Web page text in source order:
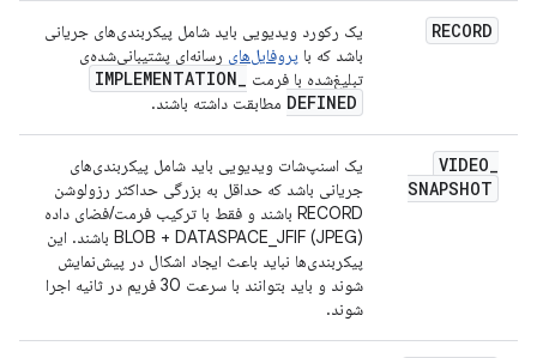
RECORD
یک رکورد ویدیویی باید شامل پیکربندی‌های جریانی
باشد که با پروفایل‌های رسانه‌ای پشتیبانی‌شده‌ی
تبلیغ‌شده با فرمت
IMPLEMENTATION_
DEFINED مطابقت داشته باشند.
VIDEO_
SNAPSHOT
یک اسنپ‌شات ویدیویی باید شامل پیکربندی‌های
جریانی باشد که حداقل به بزرگی حداکثر رزولوشن
RECORD باشند و فقط با ترکیب فرمت/فضای داده
BLOB + DATASPACE_JFIF (JPEG) باشند. این
پیکربندی‌ها نباید باعث ایجاد اشکال در پیش‌نمایش
شوند و باید بتوانند با سرعت 30 فریم در ثانیه اجرا
شوند.